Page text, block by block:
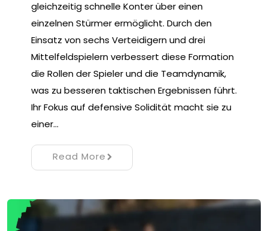
gleichzeitig schnelle Konter über einen
einzelnen Stürmer ermöglicht. Durch den
Einsatz von sechs Verteidigern und drei
Mittelfeldspielern verbessert diese Formation
die Rollen der Spieler und die Teamdynamik,
was zu besseren taktischen Ergebnissen führt.
Ihr Fokus auf defensive Solidität macht sie zu
einer…
Read More